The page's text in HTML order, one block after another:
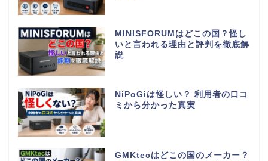
MINISFORUMはどこの国？怪し
いと言われる理由と評判を徹底解
説
NiPoGiは怪しい？ 利用者の口コ
ミから分かった真実
GMKtecはどこの国のメーカー？